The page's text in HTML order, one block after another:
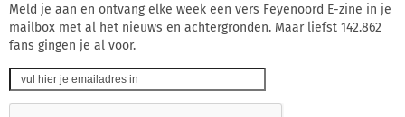
Meld je aan en ontvang elke week een vers Feyenoord E-zine in je
mailbox met al het nieuws en achtergronden. Maar liefst 142.862
fans gingen je al voor.